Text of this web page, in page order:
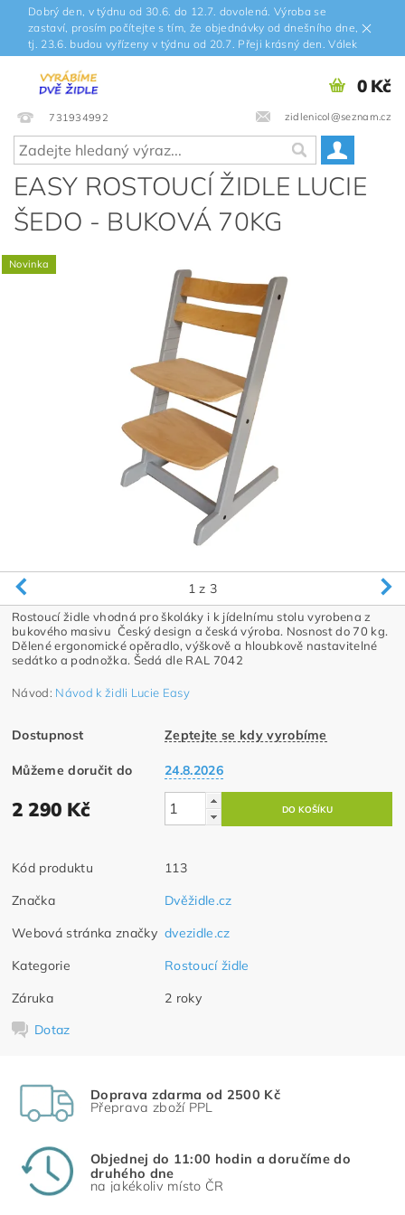
Dobrý den, v týdnu od 30.6. do 12.7. dovolená. Výroba se
zastaví, prosím počítejte s tím, že objednávky od dnešního dne,
tj. 23.6. budou vyřízeny v týdnu od 20.7. Přeji krásný den. Válek
731934992 zidlenicol@seznam.cz
0 Kč
EASY ROSTOUCÍ ŽIDLE LUCIE
ŠEDO - BUKOVÁ 70KG
Novinka
1 z 3
Rostoucí židle vhodná pro školáky i k jídelnímu stolu vyrobena z
bukového masivu Český design a česká výroba. Nosnost do 70 kg.
Dělené ergonomické opěradlo, výškově a hloubkově nastavitelné
sedátko a podnožka. Šedá dle RAL 7042
Návod: Návod k židli Lucie Easy
Dostupnost Zeptejte se kdy vyrobíme
Můžeme doručit do 24.8.2026
2 290 Kč
Kód produktu
113
Značka
Dvěžidle.cz
Webová stránka značky dvezidle.cz
Kategorie
Rostoucí židle
Záruka
2 roky
Dotaz
Doprava zdarma od 2500 Kč
Přeprava zboží PPL
Objednej do 11:00 hodin a doručíme do
druhého dne
na jakékoliv místo ČR